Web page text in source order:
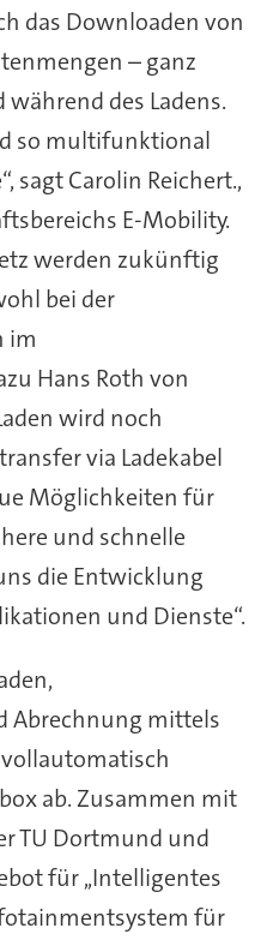
das Downloaden von
– ganz
des Ladens.
so multifunktional
sagt Carolin Reichert.,
E-Mobility.
werden zukünftig
bei der
im
Hans Roth von
wird noch
via Ladekabel
Möglichkeiten für
und schnelle
die Entwicklung
und Dienste“.
Abrechnung mittels
ab. Zusammen mit
TU Dortmund und
für ,,Intelligentes
für